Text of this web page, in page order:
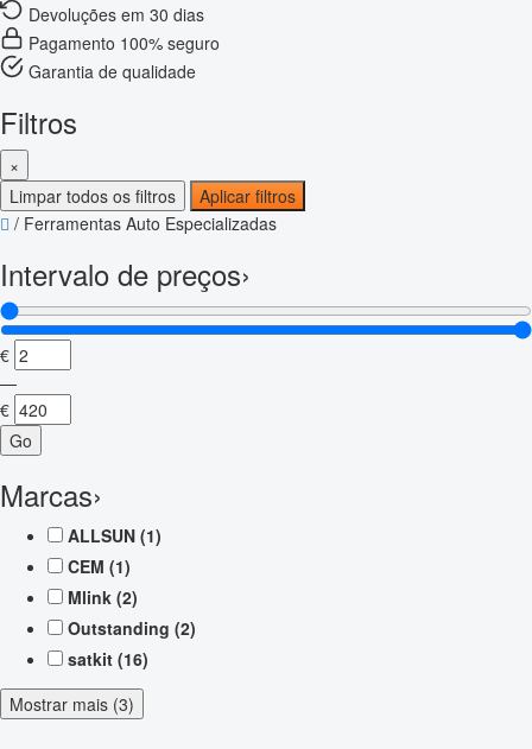
Devoluções em 30 dias
Pagamento 100% seguro
Garantia de qualidade
Filtros
×
Limpar todos os filtros
Aplicar filtros
/ Ferramentas Auto Especializadas
Intervalo de preços›
€
—
€
Go
Marcas›
ALLSUN (1)
CEM (1)
Mlink (2)
Outstanding (2)
satkit (16)
Mostrar mais (3)